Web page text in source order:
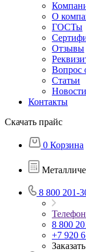
О
ГОСТы
Отзывы
Вопрос
Статьи
Новости
Контакты
Скачать прайс
0 Корзина
8 800 201-
8 800
+7 920